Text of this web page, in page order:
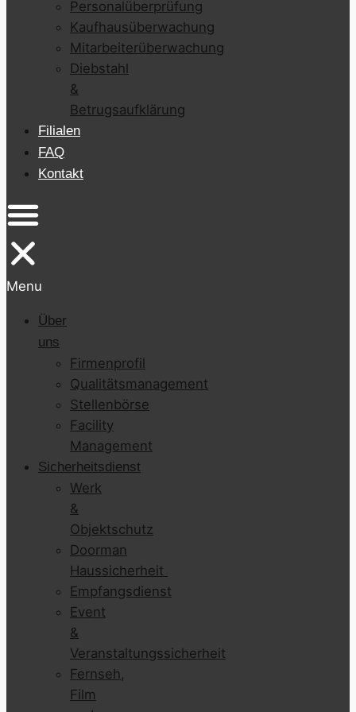
Personalüberprüfung
Kaufhausüberwachung
Mitarbeiterüberwachung
Diebstahl
&
Betrugsaufklärung
Filialen
FAQ
Kontakt
Menu
Über
uns
Firmenprofil
Qualitätsmanagement
Stellenbörse
Facility
Management
Sicherheitsdienst
Werk
&
Objektschutz
Doorman
Haussicherheit
Empfangsdienst
Event
&
Veranstaltungssicherheit
Fernseh,
Film